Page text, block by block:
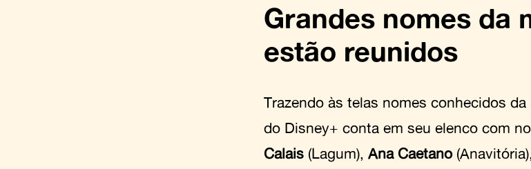
Grandes nomes da
estão reunidos
Trazendo às telas nomes conhecidos
do Disney+ conta em seu elenco com
Calais (Lagum), Ana Caetano(Anavitória),